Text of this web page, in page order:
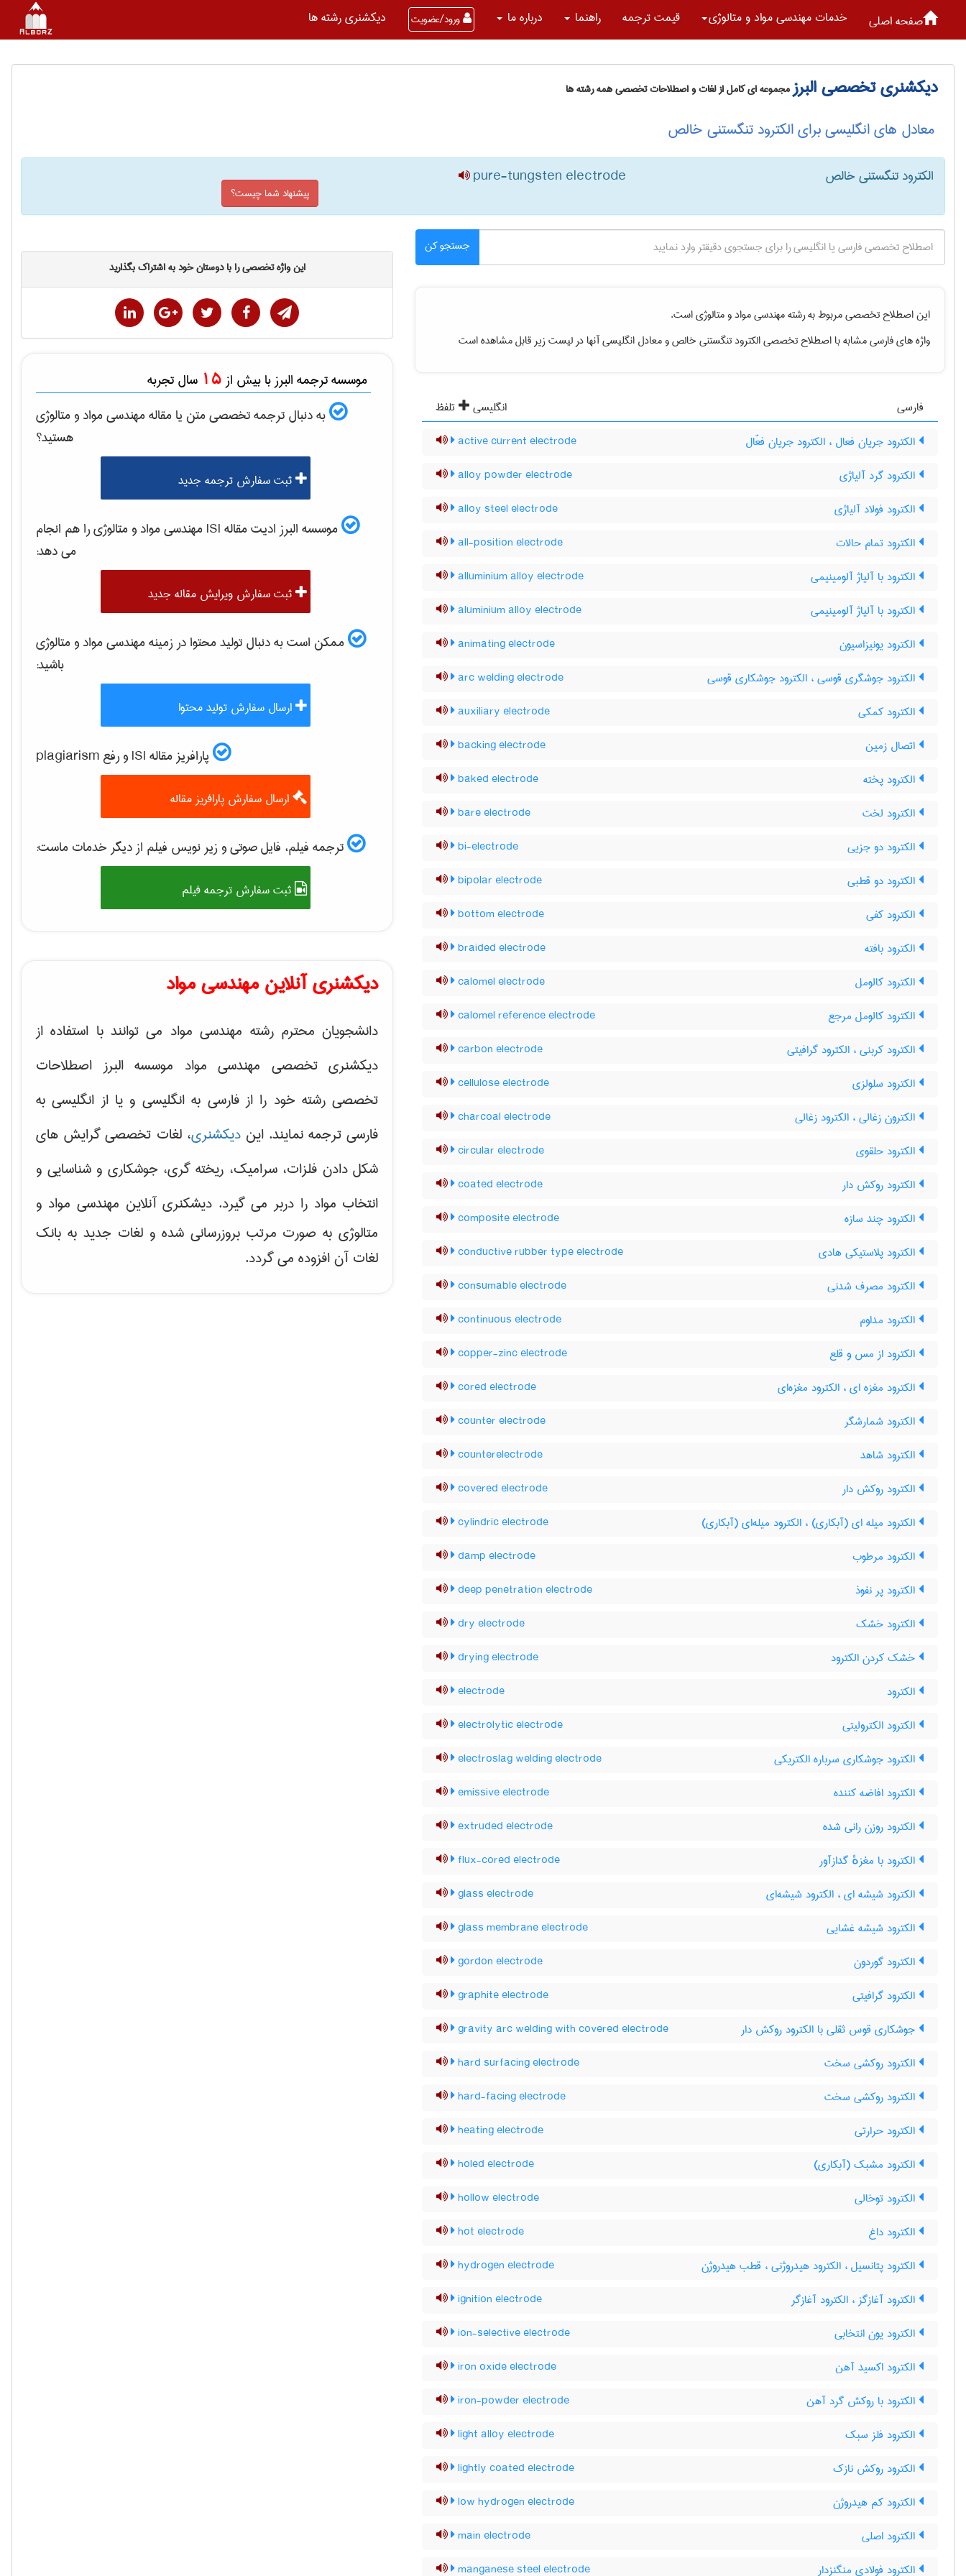
صفحه اصلی خدمات مهندسی مواد و متالوژی قیمت ترجمه راهنما درباره ما ورود/عضویت دیکشنری رشته ها
دیکشنری تخصصی البرزمجموعه ای کامل از لغات و اصطلاحات تخصصی همه رشته ها
معادل های انگلیسی برای الکترود تنگستنی خالص
الکترود تنگستنی خالص pure-tungsten electrode
پیشنهاد شما چیست؟
جستجو کن
این اصطلاح تخصصی مربوط به رشتهمهندسی مواد و متالوژیاست.
واژه های فارسی مشابه با اصطلاح تخصصیالکترود تنگستنی خالصو معادل انگلیسی آنها در لیست زیر قابل مشاهده است
فارسی انگلیسی
تلفظ
الکترود جریان فعال ، الکترود جریان فعّال
active current electrode
الکترود گرد آلیاژی alloy powder electrode
الکترود فولاد آلیاژی alloy steel electrode
الکترود تمام حالات all-position electrode
الکترود با آلیاژ آلومینیمی alluminium alloy electrode
الکترود با آلیاژ آلومینیمی aluminium alloy electrode
الکترود یونیزاسیون animating electrode
الکترود جوشگری قوسی ، الکترود جوشکاری قوسی arc welding electrode
الکترود کمکی auxiliary electrode
اتصال زمین backing electrode
الکترود پخته baked electrode
الکترود لخت bare electrode
الکترود دو جزیی bi-electrode
الکترود دو قطبی bipolar electrode
الکترود کفی bottom electrode
الکترود بافته braided electrode
الکترود کالومل calomel electrode
الکترود کالومل مرجع calomel reference electrode
الکترود کربنی ، الکترود گرافیتی carbon electrode
الکترود سلولزی cellulose electrode
الکترون زغالی ، الکترود زغالی charcoal electrode
الکترود حلقوی circular electrode
الکترود روکش دار coated electrode
الکترود چند سازه composite electrode
الکترود پلاستیکی هادی conductive rubber type electrode
الکترود مصرف شدنی consumable electrode
الکترود مداوم continuous electrode
الکترود از مس و قلع copper-zinc electrode
الکترود مغزه ای ، الکترود مغزه‌ای cored electrode
الکترود شمارشگر counter electrode
الکترود شاهد counterelectrode
الکترود روکش دار covered electrode
الکترود میله ای (آبکاری) ، الکترود میله‌ای (آبکاری) cylindric electrode
الکترود مرطوب damp electrode
الکترود پر نفوذ deep penetration electrode
الکترود خشک dry electrode
خشک کردن الکترود drying electrode
الکترود electrode
الکترود الکترولیتی electrolytic electrode
الکترود جوشکاری سرباره الکتریکی electroslag welding electrode
الکترود افاضه کننده emissive electrode
الکترود روزن رانی شده extruded electrode
الکترود با مغزهٔ گدازآور flux-cored electrode
الکترود شیشه ای ، الکترود شیشه‌ای glass electrode
الکترود شیشه غشایی glass membrane electrode
الکترود گوردون gordon electrode
الکترود گرافیتی graphite electrode
جوشکاری قوس ثقلی با الکترود روکش دار gravity arc welding with covered electrode
الکترود روکشی سخت hard surfacing electrode
الکترود روکشی سخت hard-facing electrode
الکترود حرارتی heating electrode
الکترود مشبک (آبکاری) holed electrode
الکترود توخالی hollow electrode
الکترود داغ hot electrode
الکترود پتانسیل ، الکترود هیدروژنی ، قطب هیدروژن hydrogen electrode
الکترود آغازگز ، الکترود آغازگر ignition electrode
الکترود یون انتخابی ion-selective electrode
الکترود اکسید آهن iron oxide electrode
الکترود با روکش گرد آهن iron-powder electrode
الکترود فلز سبک light alloy electrode
الکترود روکش نازک lightly coated electrode
الکترود کم هیدروژن low hydrogen electrode
الکترود اصلی main electrode
الکترود فولادی منگنزدار manganese steel electrode
این واژه تخصصی را با دوستان خود به اشتراک بگذارید
موسسه ترجمه البرز با بیش از 15 سال تجربه
به دنبال ترجمه تخصصی متن یا مقالهمهندسی مواد و متالوژی
هستید؟
ثبت سفارش ترجمه جدید
موسسه البرز ادیت مقاله ISI مهندسی مواد و متالوژیرا هم انجام
می دهد:
ثبت سفارش ویرایش مقاله جدید
ممکن است به دنبال تولید محتوا در زمینهمهندسی مواد و متالوژی
باشید:
ارسال سفارش تولید محتوا
پارافریز مقاله ISI و رفع plagiarism
ارسال سفارش پارافریز مقاله
ترجمه فیلم، فایل صوتی و زیر نویس فیلم از دیگر خدمات ماست:
ثبت سفارش ترجمه فیلم
دیکشنری آنلاین مهندسی مواد
دانشجویان محترم رشته مهندسی مواد می توانند با استفاده از
دیکشنری تخصصی مهندسی مواد موسسه البرز اصطلاحات
تخصصی رشته خود را از فارسی به انگلیسی و یا از انگلیسی به
فارسی ترجمه نمایند. ایندیکشنری، لغات تخصصی گرایش های
شکل دادن فلزات، سرامیک، ریخته گری، جوشکاری و شناسایی و
انتخاب مواد را دربر می گیرد. دیشکنری آنلاین مهندسی مواد و
متالوژی به صورت مرتب بروزرسانی شده و لغات جدید به بانک
لغات آن افزوده می گردد.